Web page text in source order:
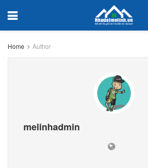
Home Author
melinhadmin